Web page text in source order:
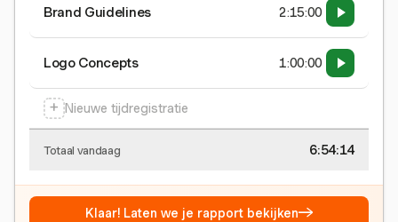
Brand Guidelines 2:15:00
Logo Concepts 1:00:00
+ Nieuwe tijdregistratie
Totaal vandaag 6:54:15
Klaar! Laten we je rapport bekijken→